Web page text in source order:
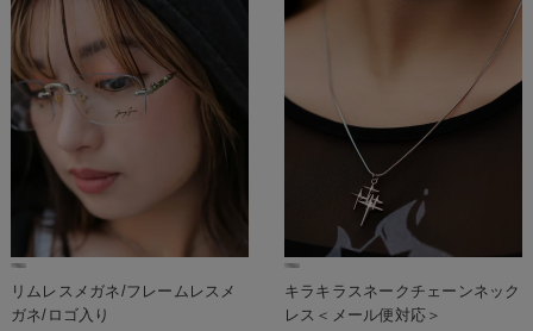
リムレスメガネ/フレームレスメ
ガネ/ロゴ入り
キラキラスネークチェーンネック
レス＜メール便対応＞